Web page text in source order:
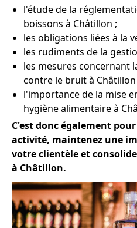
l'étude de la
boissons à Châtillon ;
les obligations liées à la
les rudiments de la
les mesures concernant
contre le bruit à Châtillon
l'importance de la mise
hygiène alimentaire à
C'est donc également
activité, maintenez une
votre clientèle et
à Châtillon.